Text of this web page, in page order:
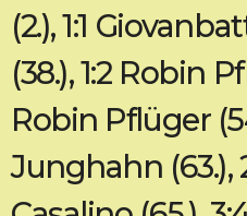
(2.), 1:1
(38.), 1:2 Robin
Robin Pflüger
Junghahn (63.),